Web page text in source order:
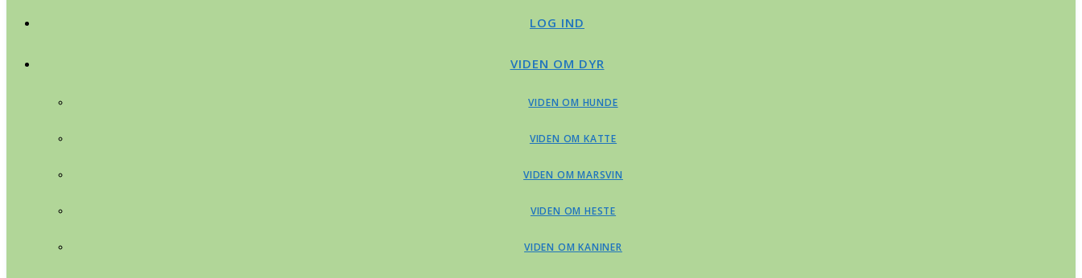
LOG IND
VIDEN OM DYR
VIDEN OM HUNDE
VIDEN OM KATTE
VIDEN OM MARSVIN
VIDEN OM HESTE
VIDEN OM KANINER